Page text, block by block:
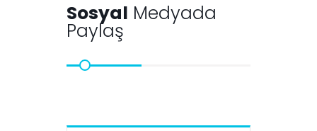
Sosyal Medyada
Paylaş